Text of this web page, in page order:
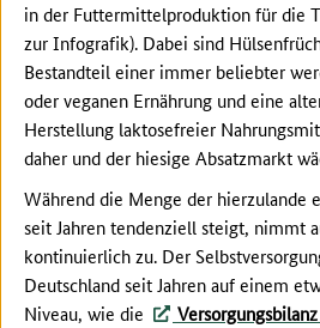
in der Futtermittelproduktion für die
zur Infografik). Dabei sind
Bestandteil einer immer beliebter
oder veganen Ernährung und eine
Herstellung laktosefreier
daher und der hiesige Absatzmarkt
Während die Menge der hierzulande
seit Jahren tendenziell steigt, nimmt
kontinuierlich zu. Der
Deutschland seit Jahren auf einem
Niveau, wie die